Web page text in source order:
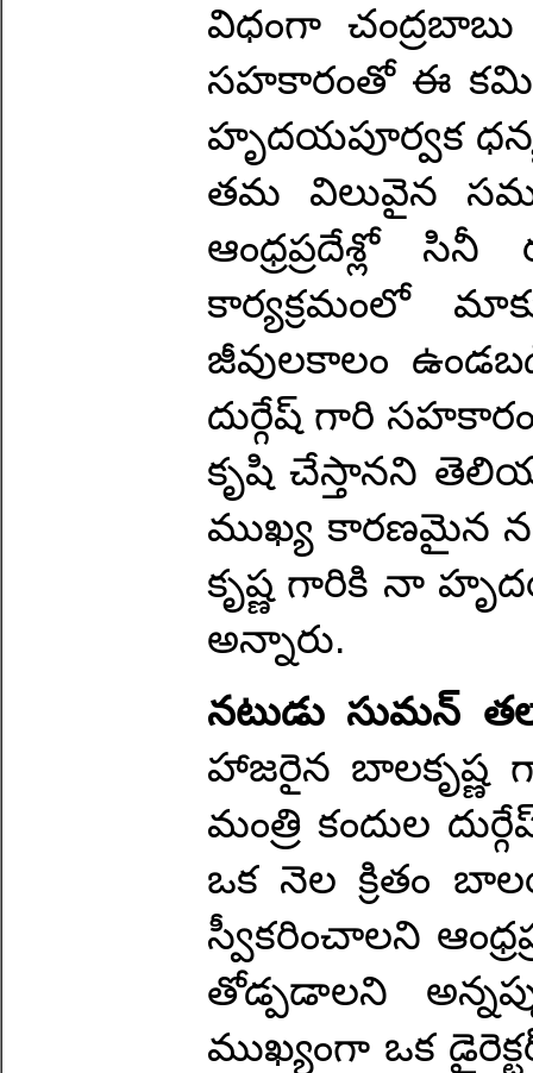
విధంగా
సహకారంతో ఈ
హృదయపూర్వక
తమ విలువైన
ఆంధ్రప్రదేశ్లో
కార్యక్రమంలో
జీవులకాలం
దుర్గేష్ గారి
కృషి చేస్తానని
ముఖ్య కారణమైన
కృష్ణ గారికి నా
అన్నారు.
నటుడు సుమన్
హాజరైన బాలకృష్ణ
మంత్రి కందుల
ఒక నెల క్రితం
స్వీకరించాలని
తోడ్పడాలని
ముఖ్యంగా ఒక